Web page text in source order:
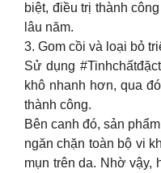
biệt, điều trị thành
lâu năm.
3. Gom cồi và loại bỏ
Sử dụng
khô nhanh hơn, qua
thành công.
Bên canh đó, sản
ngăn chặn toàn bộ vi
mụn trên da. Nhờ vậy,